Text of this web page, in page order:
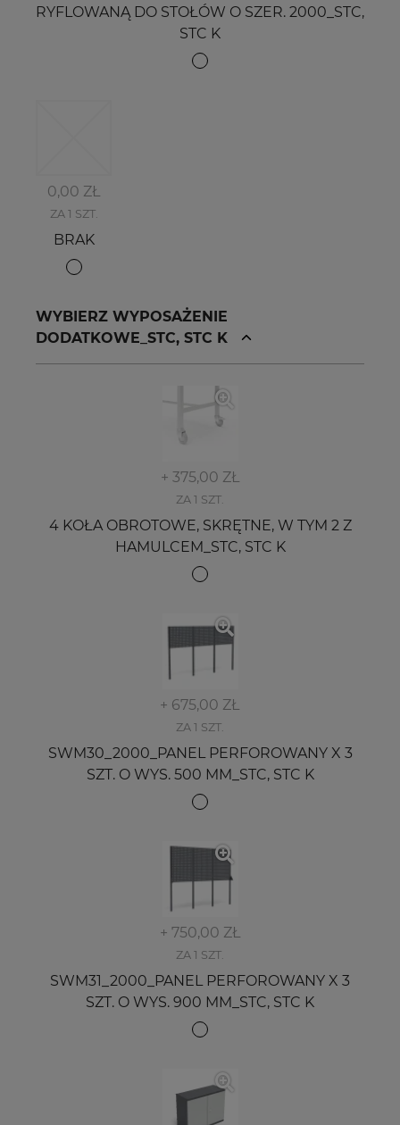
RYFLOWANĄ DO STOŁÓW O SZER. 2000_STC,
STC K
0,00 ZŁ
ZA 1 SZT.
BRAK
WYBIERZ WYPOSAŻENIE
DODATKOWE_STC, STC K
+ 375,00 ZŁ
ZA 1 SZT.
4 KOŁA OBROTOWE, SKRĘTNE, W TYM 2 Z
HAMULCEM_STC, STC K
+ 675,00 ZŁ
ZA 1 SZT.
SWM30_2000_PANEL PERFOROWANY X 3
SZT. O WYS. 500 MM_STC, STC K
+ 750,00 ZŁ
ZA 1 SZT.
SWM31_2000_PANEL PERFOROWANY X 3
SZT. O WYS. 900 MM_STC, STC K